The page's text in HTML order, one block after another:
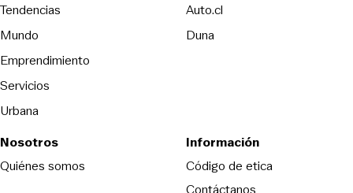
Tendencias
Mundo
Emprendimiento
Servicios
Urbana
Auto.cl
DunaOpens in new window
Nosotros
Quiénes somos
Información
Código de eticaOpens in new